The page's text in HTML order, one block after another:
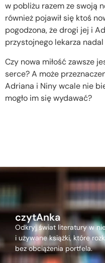
w pobliżu razem ze swoją
również pojawił się ktoś
pogodzona, że drogi jej i
przystojnego lekarza
Czy nowa miłość zawsze
serce? A może
Adriana i Niny wcale nie
mogło im się wydawać?
czytAnka
Odkryj świat literatury w
i używane książki, które
bez obciążenia portfela.